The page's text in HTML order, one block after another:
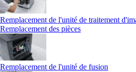
Remplacement de l'unité de traitement
Remplacement des pièces
Remplacement de l'unité de fusion